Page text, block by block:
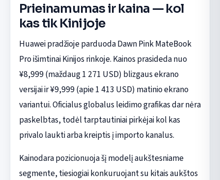
Prieinamumas ir kaina — kol
kas tik Kinijoje
Huawei pradžioje parduoda Dawn Pink MateBook
Pro išimtinai Kinijos rinkoje. Kainos prasideda nuo
¥8,999 (maždaug 1 271 USD) blizgaus ekrano
versijai ir ¥9,999 (apie 1 413 USD) matinio ekrano
variantui. Oficialus globalus leidimo grafikas dar nėra
paskelbtas, todėl tarptautiniai pirkėjai kol kas
privalo laukti arba kreiptis į importo kanalus.
Kainodara pozicionuoja šį modelį aukštesniame
segmente, tiesiogiai konkuruojant su kitais aukštos